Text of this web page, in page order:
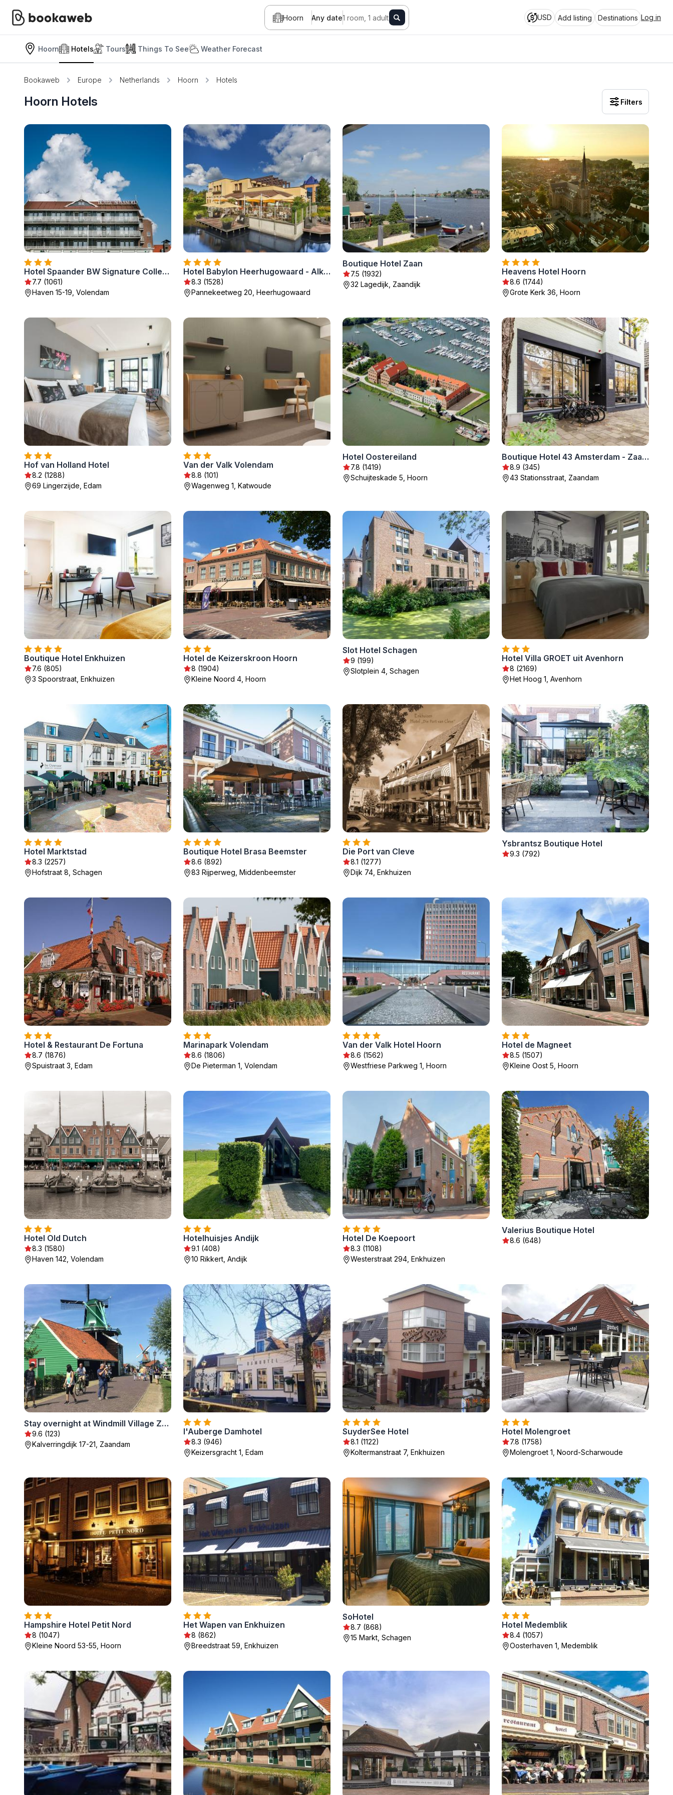
Hoorn Any date1 room, 1 adult USD Add listing Destinations Log in
Hoorn Hotels Tours Things To See Weather Forecast
Bookaweb Europe Netherlands Hoorn Hotels
Hoorn Hotels Filters
Hotel Spaander BW Signature Collection
7.7 (1061)
Haven 15-19, Volendam
Hotel Babylon Heerhugowaard - Alkmaar
8.3 (1528)
Pannekeetweg 20, Heerhugowaard
Boutique Hotel Zaan
7.5 (1932)
32 Lagedijk, Zaandijk
Heavens Hotel Hoorn
8.6 (1744)
Grote Kerk 36, Hoorn
Hof van Holland Hotel
8.2 (1288)
69 Lingerzijde, Edam
Van der Valk Volendam
8.8 (101)
Wagenweg 1, Katwoude
Hotel Oostereiland
7.8 (1419)
Schuijteskade 5, Hoorn
Boutique Hotel 43 Amsterdam - Zaandam
8.9 (345)
43 Stationsstraat, Zaandam
Boutique Hotel Enkhuizen
7.6 (805)
3 Spoorstraat, Enkhuizen
Hotel de Keizerskroon Hoorn
8 (1904)
Kleine Noord 4, Hoorn
Slot Hotel Schagen
9 (199)
Slotplein 4, Schagen
Hotel Villa GROET uit Avenhorn
8 (2169)
Het Hoog 1, Avenhorn
Hotel Marktstad
8.3 (2257)
Hofstraat 8, Schagen
Boutique Hotel Brasa Beemster
8.6 (892)
83 Rijperweg, Middenbeemster
Die Port van Cleve
8.1 (1277)
Dijk 74, Enkhuizen
Ysbrantsz Boutique Hotel
9.3 (792)
Hotel & Restaurant De Fortuna
8.7 (1876)
Spuistraat 3, Edam
Marinapark Volendam
8.6 (1806)
De Pieterman 1, Volendam
Van der Valk Hotel Hoorn
8.6 (1562)
Westfriese Parkweg 1, Hoorn
Hotel de Magneet
8.5 (1507)
Kleine Oost 5, Hoorn
Hotel Old Dutch
8.3 (1580)
Haven 142, Volendam
Hotelhuisjes Andijk
9.1 (408)
10 Rikkert, Andijk
Hotel De Koepoort
8.3 (1108)
Westerstraat 294, Enkhuizen
Valerius Boutique Hotel
8.6 (648)
Stay overnight at Windmill Village Zaanse Schans - Amsterdam
9.6 (123)
Kalverringdijk 17-21, Zaandam
l'Auberge Damhotel
8.3 (946)
Keizersgracht 1, Edam
SuyderSee Hotel
8.1 (1122)
Koltermanstraat 7, Enkhuizen
Hotel Molengroet
7.8 (1758)
Molengroet 1, Noord-Scharwoude
Hampshire Hotel Petit Nord
8 (1047)
Kleine Noord 53-55, Hoorn
Het Wapen van Enkhuizen
8 (862)
Breedstraat 59, Enkhuizen
SoHotel
8.7 (868)
15 Markt, Schagen
Hotel Medemblik
8.4 (1057)
Oosterhaven 1, Medemblik